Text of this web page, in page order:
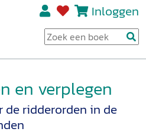
Inloggen
en verplegen
de ridderorden in de